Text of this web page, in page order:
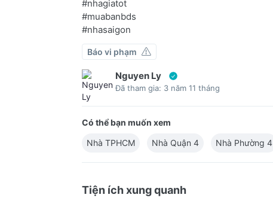
#nhagiatot
#muabanbds
#nhasaigon
Báo vi phạm
Nguyen Ly
Đã tham gia: 3 năm 11 tháng
Có thể bạn muốn xem
Nhà TPHCM
Nhà Quận 4 Nhà Phường 4
Tiện ích xung quanh